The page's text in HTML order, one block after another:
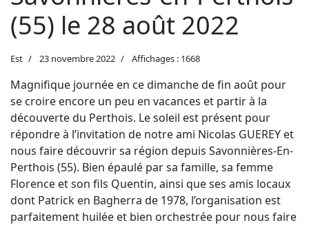
(55) le 28 août 2022
Est 23 novembre 2022 Affichages : 1668
Magnifique journée en ce dimanche de fin août pour
se croire encore un peu en vacances et partir à la
découverte du Perthois. Le soleil est présent pour
répondre à l’invitation de notre ami Nicolas GUEREY et
nous faire découvrir sa région depuis Savonnières-En-
Perthois (55). Bien épaulé par sa famille, sa femme
Florence et son fils Quentin, ainsi que ses amis locaux
dont Patrick en Bagherra de 1978, l’organisation est
parfaitement huilée et bien orchestrée pour nous faire